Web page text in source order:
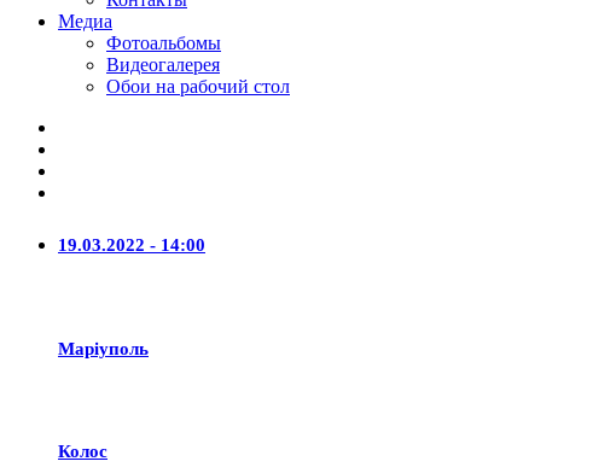
Медиа
Фотоальбомы
Видеогалерея
Обои на рабочий стол
19.03.2022 - 14:00
Маріуполь
Колос